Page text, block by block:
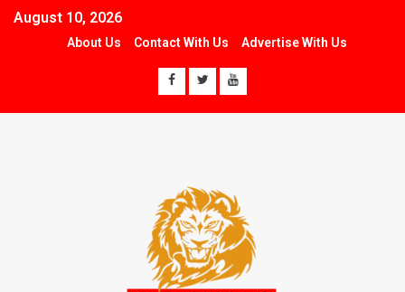
August 10, 2026
About Us Contact With Us Advertise With Us